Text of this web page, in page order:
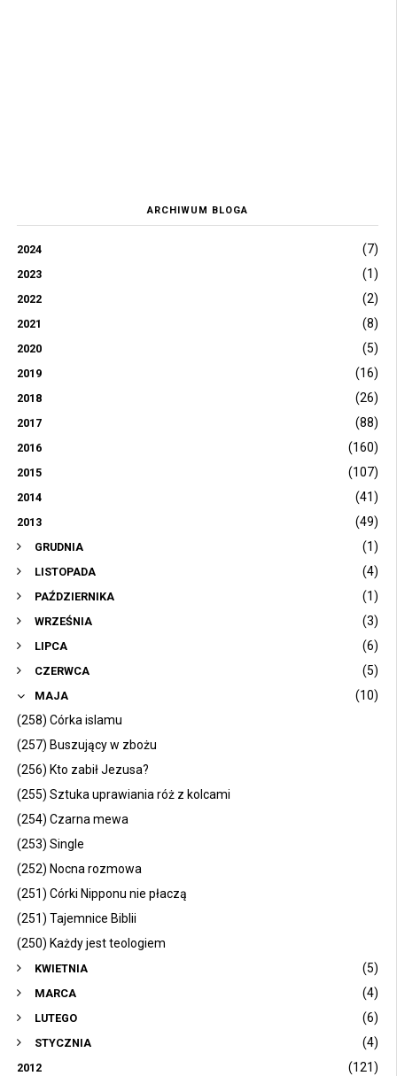
ARCHIWUM BLOGA
2024 (7)
2023 (1)
2022 (2)
2021 (8)
2020 (5)
2019 (16)
2018 (26)
2017 (88)
2016 (160)
2015 (107)
2014 (41)
2013 (49)
GRUDNIA (1)
LISTOPADA (4)
PAŹDZIERNIKA (1)
WRZEŚNIA (3)
LIPCA (6)
CZERWCA (5)
MAJA
(10)
(258) Córka islamu
(257) Buszujący w zbożu
(256) Kto zabił Jezusa?
(255) Sztuka uprawiania róż z kolcami
(254) Czarna mewa
(253) Single
(252) Nocna rozmowa
(251) Córki Nipponu nie płaczą
(251) Tajemnice Biblii
(250) Każdy jest teologiem
KWIETNIA (5)
MARCA (4)
LUTEGO (6)
STYCZNIA (4)
2012 (121)